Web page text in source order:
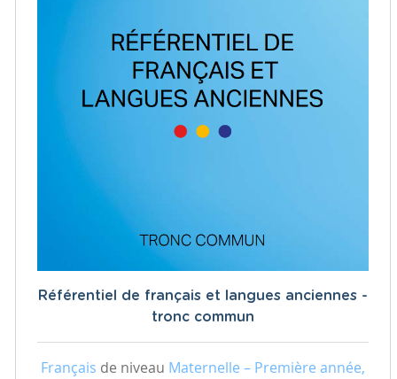
Référentiel de français et langues anciennes -
tronc commun
Français de niveau Maternelle – Première année,